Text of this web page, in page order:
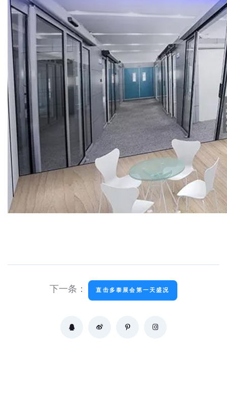
下一条： 直击多泰展会第一天盛况